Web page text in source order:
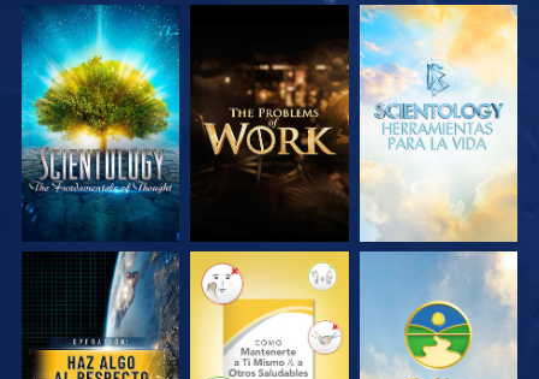
EXPLORA LAS
SERIES
EXPLORA LAS
SERIES
EXPLORA LAS
SERIES
VE VE VE